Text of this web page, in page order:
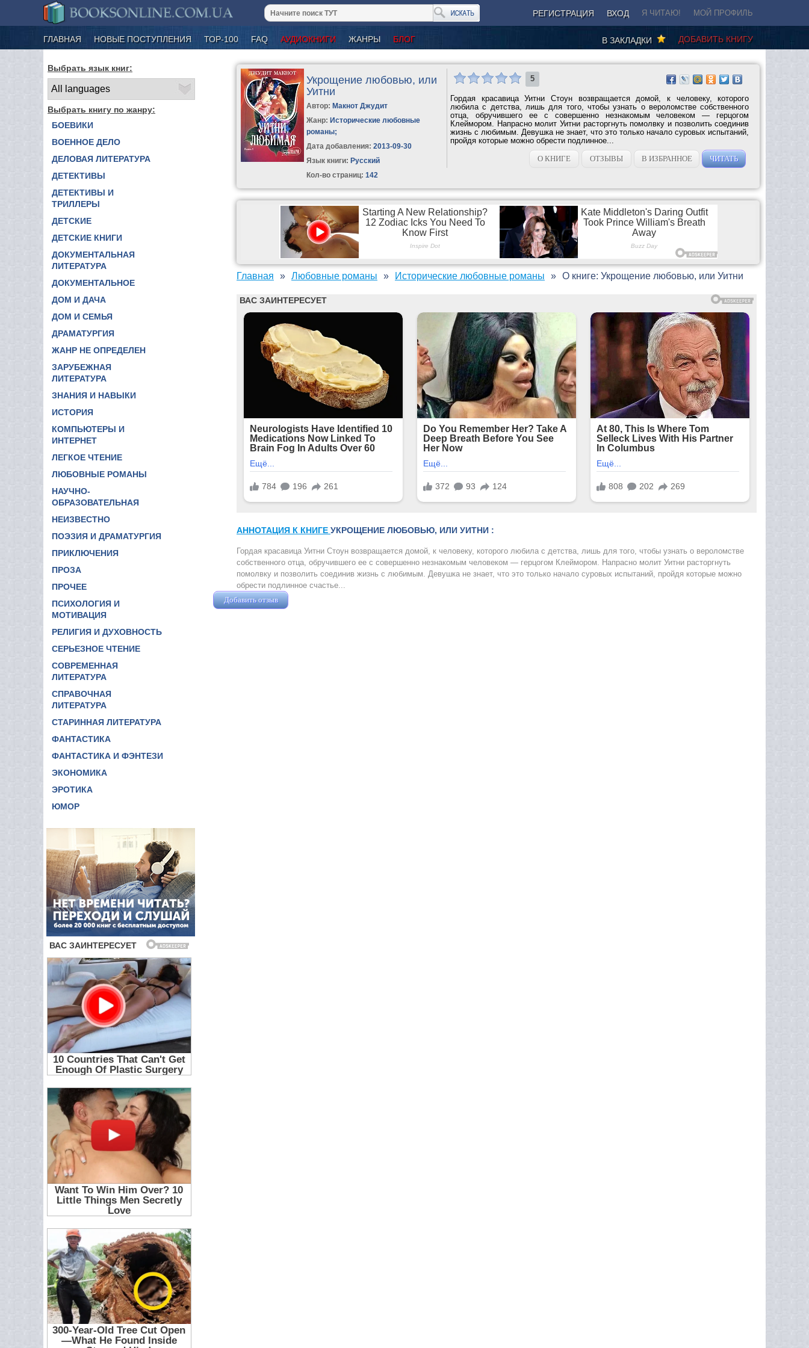
РЕГИСТРАЦИЯ ВХОД Я ЧИТАЮ! МОЙ ПРОФИЛЬ
ГЛАВНАЯ НОВЫЕ ПОСТУПЛЕНИЯ ТОР-100 FAQ АУДИОКНИГИ ЖАНРЫ БЛОГ ДОБАВИТЬ КНИГУ
В ЗАКЛАДКИ
Выбрать язык книг:
Выбрать книгу по жанру:
БОЕВИКИ
ВОЕННОЕ ДЕЛО
ДЕЛОВАЯ ЛИТЕРАТУРА
ДЕТЕКТИВЫ
ДЕТЕКТИВЫ И
ТРИЛЛЕРЫ
ДЕТСКИЕ
ДЕТСКИЕ КНИГИ
ДОКУМЕНТАЛЬНАЯ
ЛИТЕРАТУРА
ДОКУМЕНТАЛЬНОЕ
ДОМ И ДАЧА
ДОМ И СЕМЬЯ
ДРАМАТУРГИЯ
ЖАНР НЕ ОПРЕДЕЛЕН
ЗАРУБЕЖНАЯ
ЛИТЕРАТУРА
ЗНАНИЯ И НАВЫКИ
ИСТОРИЯ
КОМПЬЮТЕРЫ И
ИНТЕРНЕТ
ЛЕГКОЕ ЧТЕНИЕ
ЛЮБОВНЫЕ РОМАНЫ
НАУЧНО-
ОБРАЗОВАТЕЛЬНАЯ
НЕИЗВЕСТНО
ПОЭЗИЯ И ДРАМАТУРГИЯ
ПРИКЛЮЧЕНИЯ
ПРОЗА
ПРОЧЕЕ
ПСИХОЛОГИЯ И
МОТИВАЦИЯ
РЕЛИГИЯ И ДУХОВНОСТЬ
СЕРЬЕЗНОЕ ЧТЕНИЕ
СОВРЕМЕННАЯ
ЛИТЕРАТУРА
СПРАВОЧНАЯ
ЛИТЕРАТУРА
СТАРИННАЯ ЛИТЕРАТУРА
ФАНТАСТИКА
ФАНТАСТИКА И ФЭНТЕЗИ
ЭКОНОМИКА
ЭРОТИКА
ЮМОР
Укрощение любовью, или
Уитни
Автор: Макнот Джудит
Жанр: Исторические любовные
романы;
Дата добавления: 2013-09-30
Язык книги: Русский
Кол-во страниц: 142
5
Гордая красавица Уитни Стоун возвращается домой, к человеку, которого
любила с детства, лишь для того, чтобы узнать о вероломстве собственного
oтцa, обручившего ее с совершенно незнакомым человеком — герцогом
Клеймором. Напрасно молит Уитни расторгнуть помолвку и позволить соединив
жизнь с любимым. Девушка не знает, что это только начало суровых испытаний,
пройдя которые можно обрести подлинное...
О КНИГЕ
ОТЗЫВЫ В ИЗБРАННОЕ ЧИТАТЬ
Главная Любовные романы Исторические любовные романы О книге: Укрощение любовью, или Уитни
АННОТАЦИЯ К КНИГЕ УКРОЩЕНИЕ ЛЮБОВЬЮ, ИЛИ УИТНИ :
Гордая красавица Уитни Стоун возвращается домой, к человеку, которого любила с детства, лишь для того, чтобы узнать о вероломстве
собственного oтцa, обручившего ее с совершенно незнакомым человеком — герцогом Клеймором. Напрасно молит Уитни расторгнуть
помолвку и позволить соединив жизнь с любимым. Девушка не знает, что это только начало суровых испытаний, пройдя которые можно
обрести подлинное счастье...
Добавить отзыв